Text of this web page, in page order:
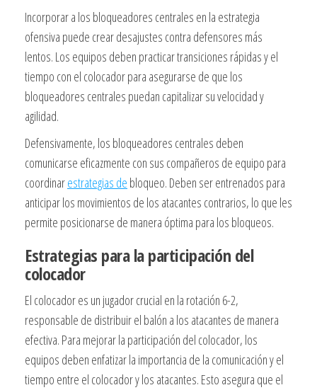
Incorporar a los bloqueadores centrales en la estrategia
ofensiva puede crear desajustes contra defensores más
lentos. Los equipos deben practicar transiciones rápidas y el
tiempo con el colocador para asegurarse de que los
bloqueadores centrales puedan capitalizar su velocidad y
agilidad.
Defensivamente, los bloqueadores centrales deben
comunicarse eficazmente con sus compañeros de equipo para
coordinarestrategias de bloqueo. Deben ser entrenados para
anticipar los movimientos de los atacantes contrarios, lo que les
permite posicionarse de manera óptima para los bloqueos.
Estrategias para la participación del
colocador
El colocador es un jugador crucial en la rotación 6-2,
responsable de distribuir el balón a los atacantes de manera
efectiva. Para mejorar la participación del colocador, los
equipos deben enfatizar la importancia de la comunicación y el
tiempo entre el colocador y los atacantes. Esto asegura que el